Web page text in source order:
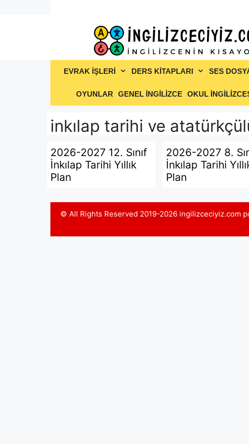
EVRAK İŞLERİ DERS KİTAPLARI SES
OYUNLAR GENEL İNGİLİZCE OKUL
inkılap tarihi ve
2026-2027 12. Sınıf
İnkılap Tarihi Yıllık
Plan
2026-2027 8.
İnkılap Tarihi
Plan
© All Rights Reserved 2019-2026 ingilizceciyiz.com